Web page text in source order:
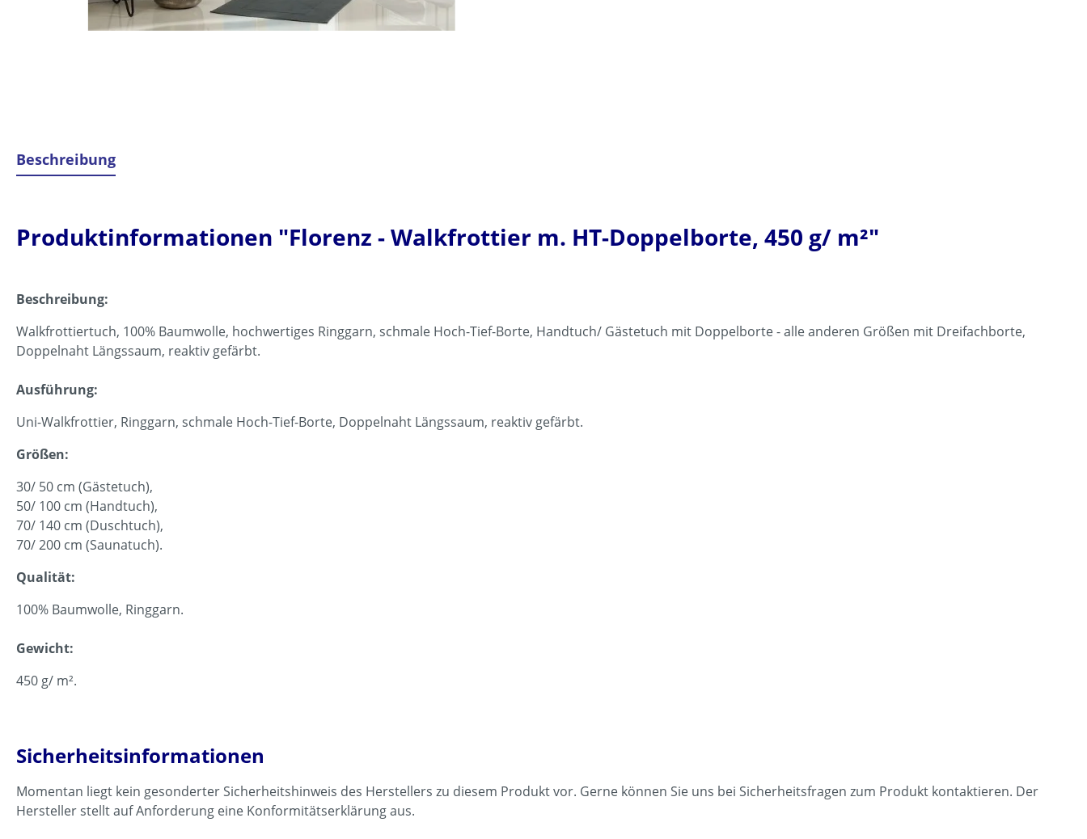
Beschreibung
Produktinformationen "Florenz - Walkfrottier m. HT-Doppelborte, 450 g/ m²"
Beschreibung:
Walkfrottiertuch, 100% Baumwolle, hochwertiges Ringgarn, schmale Hoch-Tief-Borte, Handtuch/ Gästetuch mit Doppelborte - alle anderen Größen mit Dreifachborte,
Doppelnaht Längssaum, reaktiv gefärbt.
Ausführung:
Uni-Walkfrottier, Ringgarn, schmale Hoch-Tief-Borte, Doppelnaht Längssaum, reaktiv gefärbt.
Größen:
30/ 50 cm (Gästetuch),
50/ 100 cm (Handtuch),
70/ 140 cm (Duschtuch),
70/ 200 cm (Saunatuch).
Qualität:
100% Baumwolle, Ringgarn.
Gewicht:
450 g/ m².
Sicherheitsinformationen
Momentan liegt kein gesonderter Sicherheitshinweis des Herstellers zu diesem Produkt vor. Gerne können Sie uns bei Sicherheitsfragen zum Produkt kontaktieren. Der
Hersteller stellt auf Anforderung eine Konformitätserklärung aus.